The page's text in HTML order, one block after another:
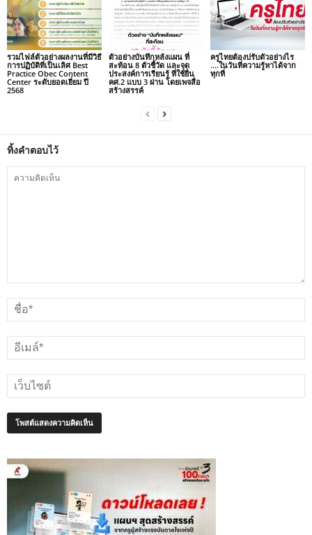
รวมไฟล์ตัวอย่างผลงานที่มีวิธี
การปฏิบัติที่เป็นเลิศ Best
Practice Obec Content
Center ระดับยอดเยี่ยม ปี
2568
ตัวอย่างบันทึกหลังแผน ที่
สะท้อน 8 ตัวชี้วัด และจุด
ประสงค์การเรียนรู้ ที่ใช้ยื่น
คศ.2 แบบ 3 ผ่าน โดยเพจสื่อ
สร้างสรรค์
ครูไทยต้องปรับตัวอย่างไร
….ในวันที่ความรู้หาได้จาก
ทุกที่
ทิ้งคำตอบไว้